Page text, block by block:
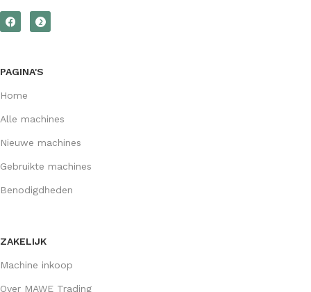
PAGINA'S
Home
Alle machines
Nieuwe machines
Gebruikte machines
Benodigdheden
ZAKELIJK
Machine inkoop
Over MAWE Trading